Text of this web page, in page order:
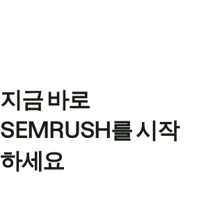
지금 바로
SEMRUSH를 시작
하세요